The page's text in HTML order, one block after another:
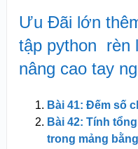
Ưu Đãi lớn
tập python rèn
nâng cao tay
Bài 41: Đếm số
Bài 42: Tính
trong mảng